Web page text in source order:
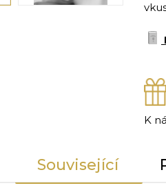
K
Související